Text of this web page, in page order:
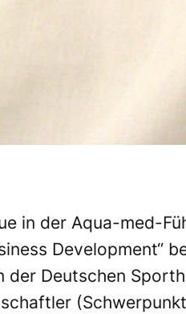
in der Aqua-med-
Development“
der Deutschen